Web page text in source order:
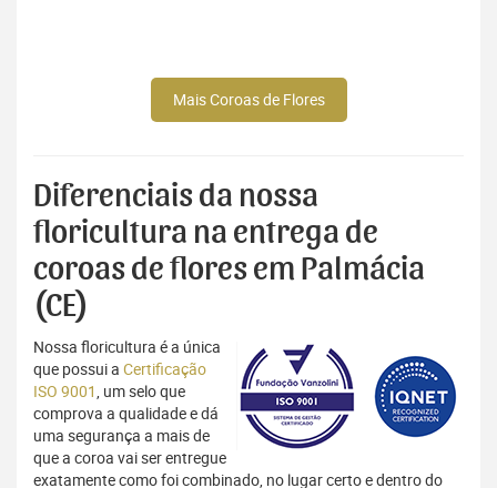
Mais Coroas de Flores
Diferenciais da nossa
floricultura na entrega de
coroas de flores em Palmácia
(CE)
Nossa floricultura é a única
que possui a Certificação
ISO 9001, um selo que
comprova a qualidade e dá
uma segurança a mais de
que a coroa vai ser entregue
exatamente como foi combinado, no lugar certo e dentro do